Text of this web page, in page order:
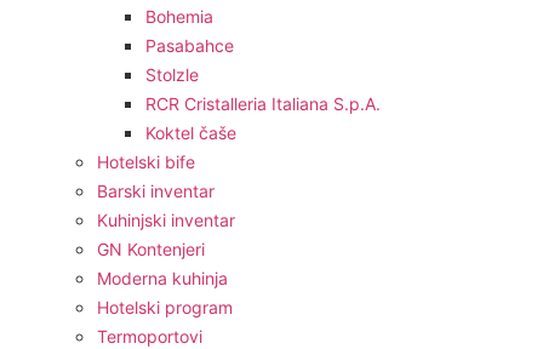
Bohemia
Pasabahce
Stolzle
RCR Cristalleria Italiana S.p.A.
Koktel čaše
Hotelski bife
Barski inventar
Kuhinjski inventar
GN Kontenjeri
Moderna kuhinja
Hotelski program
Termoportovi